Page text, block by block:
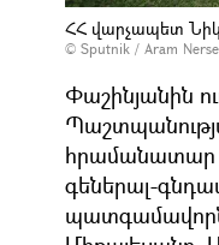
ՀՀ վարչապետ
© Sputnik / Aram
Փաշինյանին
հրամանատար
գեներալ-